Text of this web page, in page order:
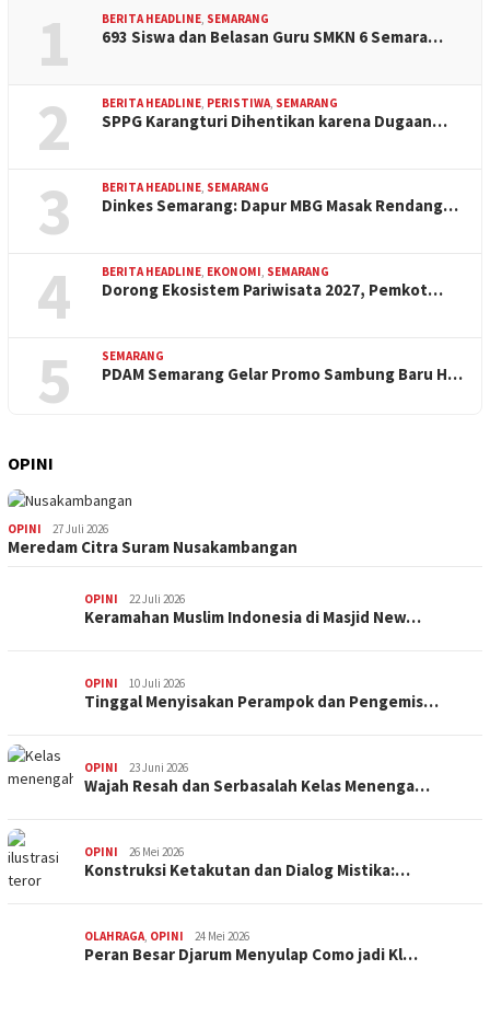
1 BERITA HEADLINE, SEMARANG
693 Siswa dan Belasan Guru SMKN 6 Semara…
2 BERITA HEADLINE, PERISTIWA, SEMARANG
SPPG Karangturi Dihentikan karena Dugaan…
3 BERITA HEADLINE, SEMARANG
Dinkes Semarang: Dapur MBG Masak Rendang…
4 BERITA HEADLINE, EKONOMI, SEMARANG
Dorong Ekosistem Pariwisata 2027, Pemkot…
5 SEMARANG
PDAM Semarang Gelar Promo Sambung Baru H…
OPINI
OPINI 27 Juli 2026
Meredam Citra Suram Nusakambangan
OPINI 22 Juli 2026
Keramahan Muslim Indonesia di Masjid New…
OPINI 10 Juli 2026
Tinggal Menyisakan Perampok dan Pengemis…
OPINI 23 Juni 2026
Wajah Resah dan Serbasalah Kelas Menenga…
OPINI 26 Mei 2026
Konstruksi Ketakutan dan Dialog Mistika:…
OLAHRAGA, OPINI 24 Mei 2026
Peran Besar Djarum Menyulap Como jadi Kl…